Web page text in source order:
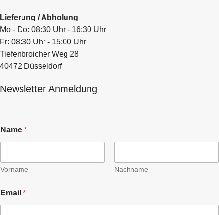
Lieferung / Abholung
Mo - Do: 08:30 Uhr - 16:30 Uhr
Fr: 08:30 Uhr - 15:00 Uhr
Tiefenbroicher Weg 28
40472 Düsseldorf
Newsletter Anmeldung
Name *
Vorname Nachname
Email *